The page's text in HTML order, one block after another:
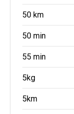
50 km
50 min
55 min
5kg
5km